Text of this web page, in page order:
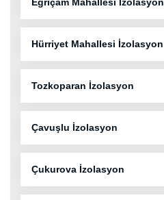
Hürriyet Mahallesi İzolasyon
Tozkoparan İzolasyon
Çavuşlu İzolasyon
Çukurova İzolasyon